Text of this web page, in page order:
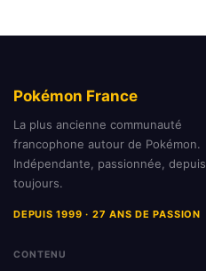
Pokémon France
La plus ancienne communauté
francophone autour de Pokémon.
Indépendante, passionnée, depuis
toujours.
DEPUIS 1999 · 27 ANS DE PASSION
CONTENU